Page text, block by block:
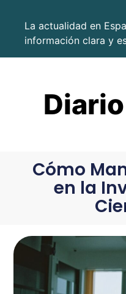
La actualidad en
información clara y
Cómo
en la